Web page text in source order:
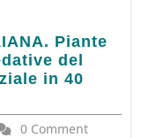
Piante
del
in 40
0 Comment